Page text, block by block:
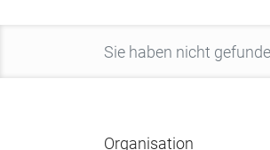
Organisation